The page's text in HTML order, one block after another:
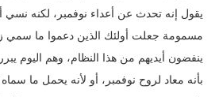
يقول إنه تحدث عن أعداء نوفمبر، لكنه
مسمومة جعلت أولئك الذين دعموا ما سمي
ينفضون أيديهم من هذا النظام، وهم اليوم
بأنه معاد لروح نوفمبر، أو لأنه يحمل ما